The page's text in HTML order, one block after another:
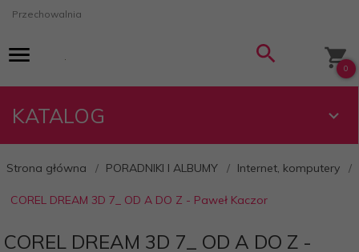
Przechowalnia
0
KATALOG
Strona główna PORADNIKI I ALBUMY Internet, komputery
COREL DREAM 3D 7_ OD A DO Z - Paweł Kaczor
COREL DREAM 3D 7_ OD A DO Z -